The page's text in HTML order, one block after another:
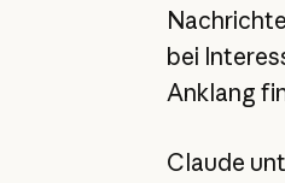
bei
Anklang
Claude